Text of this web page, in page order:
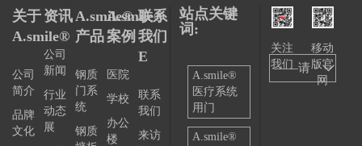
与研究，
材产品的
设计开发
造，旨在
关于
A.smile®
公司
简介
品牌
文化
资讯
公司
新闻
行业
动态
展
A.smile®
产品
钢质
门系
统
钢质
A.smile®
案例
医院
学校
办公
楼
联系
我们
E
联系
我们
来访
站点关键
词:
A.smile®
医疗系统
用门
A.smile®
关注
我们
移动
版官
网
——请